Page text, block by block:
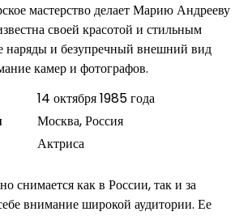
мастерство делает Марию Андрееву
своей красотой и стильным
наряды и безупречный внешний вид
камер и фотографов.
14 октября 1985 года
Москва, Россия
Актриса
снимается как в России, так и за
внимание широкой аудитории. Ее